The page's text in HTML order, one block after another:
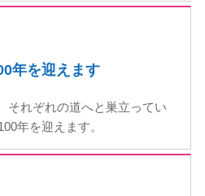
年を迎えます
それぞれの道へと巣立ってい
年を迎えます。